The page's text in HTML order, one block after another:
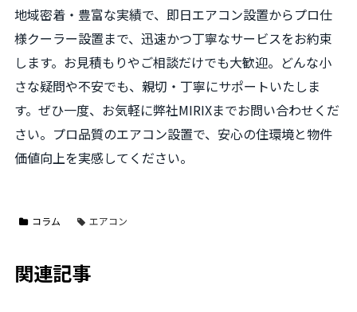
地域密着・豊富な実績で、即日エアコン設置からプロ仕
様クーラー設置まで、迅速かつ丁寧なサービスをお約束
します。お見積もりやご相談だけでも大歓迎。どんな小
さな疑問や不安でも、親切・丁寧にサポートいたしま
す。ぜひ一度、お気軽に弊社MIRIXまでお問い合わせくだ
さい。プロ品質のエアコン設置で、安心の住環境と物件
価値向上を実感してください。
コラム エアコン
関連記事